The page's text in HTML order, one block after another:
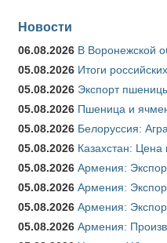
Новости
06.08.2026 В Воронежской
05.08.2026 Итоги
05.08.2026 Экспорт
05.08.2026 Пшеница и
05.08.2026 Белоруссия:
05.08.2026 Казахстан:
05.08.2026 Армения:
05.08.2026 Армения:
05.08.2026 Армения:
05.08.2026 Армения: